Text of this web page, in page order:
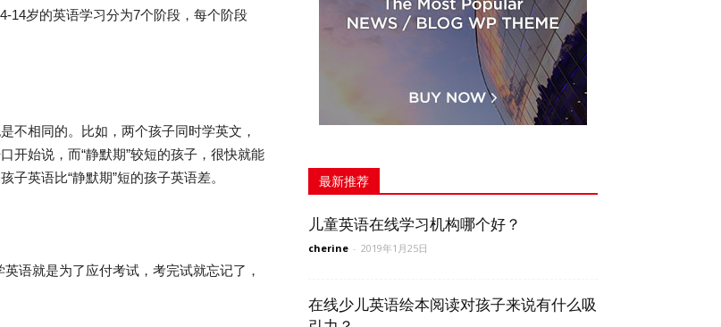
14岁的英语学习分为7个阶段，每个阶段
相同的。比如，两个孩子同时学英文，
开始说，而“静默期”较短的孩子，很快就能
子英语比“静默期”短的孩子英语差。
就是为了应付考试，考完试就忘记了，
最新推荐
儿童英语在线学习机构哪个好？
cherine - 2019年1月25日
在线少儿英语绘本阅读对孩子来说有什么吸